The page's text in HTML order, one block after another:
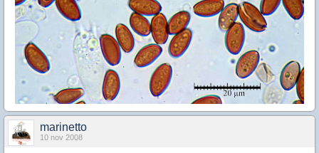
marinetto
10 nov 2008